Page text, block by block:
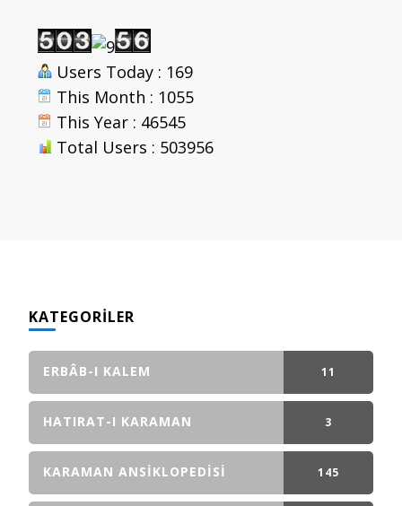
Users Today : 169
This Month : 1055
This Year : 46545
Total Users : 503956
KATEGORILER
ERBÂB-I KALEM 11
GÖNDERI(LER)
HATIRAT-I KARAMAN 3
GÖNDERI(LER)
KARAMAN ANSIKLOPEDISI 145